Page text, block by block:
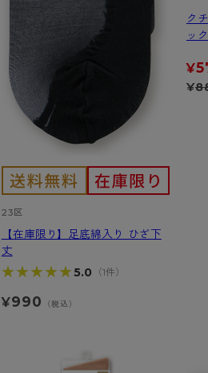
ライフスタイルウェア
トップス
ルームウェア・パジャマ
お支払い方法につ
返品・交換について
お問い合わせについ
23区
【在庫限り】足底綿入り ひざ下
丈
★★★★★
★★★★★5.0 （1件）
¥990 （税込）
ク
ッ
¥
¥